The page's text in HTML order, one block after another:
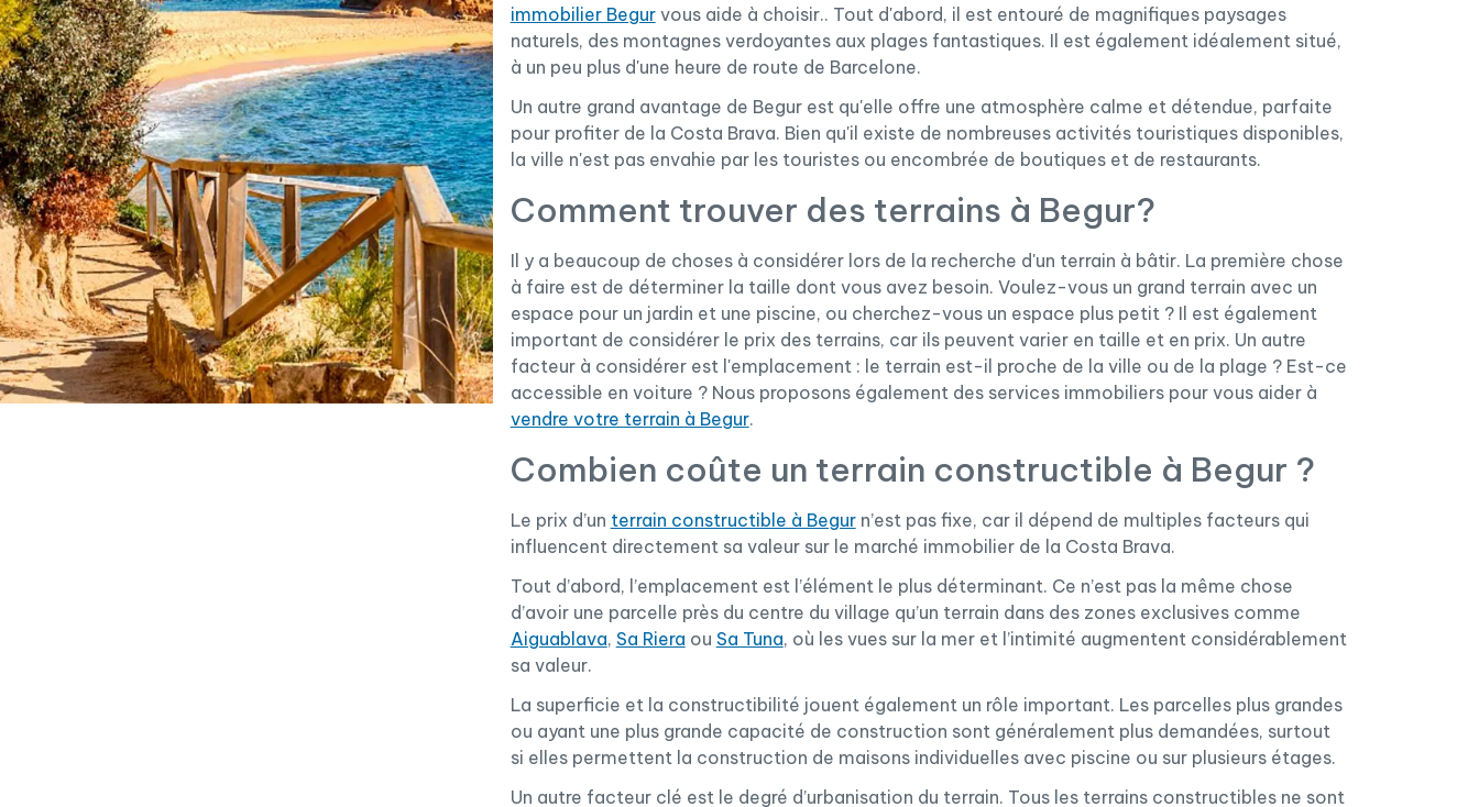
immobilier Begurvous aide à choisir.. Tout d'abord, il est entouré de magnifiques paysages
naturels, des montagnes verdoyantes aux plages fantastiques. Il est également idéalement situé,
à un peu plus d'une heure de route de Barcelone.
Un autre grand avantage de Begur est qu'elle offre une atmosphère calme et détendue, parfaite
pour profiter de la Costa Brava. Bien qu'il existe de nombreuses activités touristiques disponibles,
la ville n'est pas envahie par les touristes ou encombrée de boutiques et de restaurants.
Comment trouver des terrains à Begur?
Il y a beaucoup de choses à considérer lors de la recherche d'un terrain à bâtir. La première chose
à faire est de déterminer la taille dont vous avez besoin. Voulez-vous un grand terrain avec un
espace pour un jardin et une piscine, ou cherchez-vous un espace plus petit ? Il est également
important de considérer le prix des terrains, car ils peuvent varier en taille et en prix. Un autre
facteur à considérer est l'emplacement : le terrain est-il proche de la ville ou de la plage ? Est-ce
accessible en voiture ? Nous proposons également des services immobiliers pour vous aider à
vendre votre terrain à Begur.
Combien coûte un terrain constructible à Begur ?
Le prix d’un terrain constructible à Begurn’est pas fixe, car il dépend de multiples facteurs qui
influencent directement sa valeur sur le marché immobilier de la Costa Brava.
Tout d’abord, l’emplacement est l’élément le plus déterminant. Ce n’est pas la même chose
d’avoir une parcelle près du centre du village qu’un terrain dans des zones exclusives comme
Aiguablava, Sa Riera ou Sa Tuna, où les vues sur la mer et l’intimité augmentent considérablement
sa valeur.
La superficie et la constructibilité jouent également un rôle important. Les parcelles plus grandes
ou ayant une plus grande capacité de construction sont généralement plus demandées, surtout
si elles permettent la construction de maisons individuelles avec piscine ou sur plusieurs étages.
Un autre facteur clé est le degré d’urbanisation du terrain. Tous les terrains constructibles ne sont